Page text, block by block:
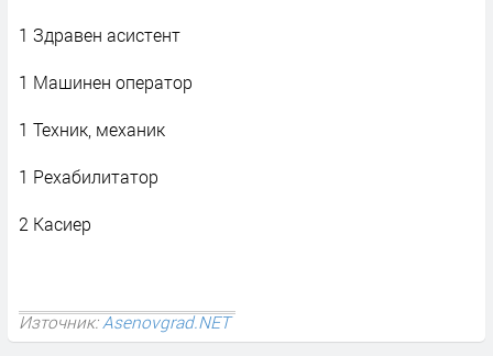
1 Здравен асистент
1 Машинен оператор
1 Техник, механик
1 Рехабилитатор
2 Касиер
Източник:Asenovgrad.NET